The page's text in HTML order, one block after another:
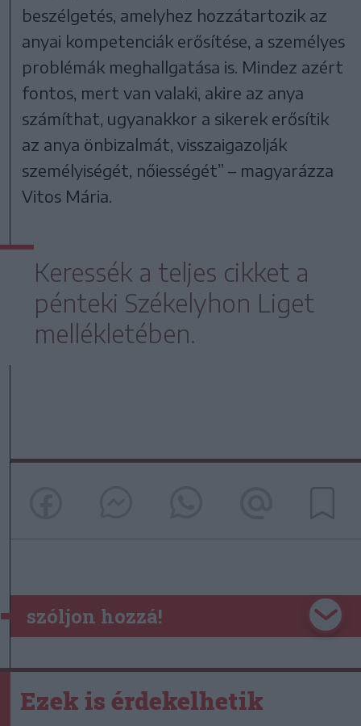
beszélgetés, amelyhez hozzátartozik az
anyai kompetenciák erősítése, a személyes
problémák meghallgatása is. Mindez azért
fontos, mert van valaki, akire az anya
számíthat, ugyanakkor a sikerek erősítik
az anya önbizalmát, visszaigazolják
személyiségét, nőiességét” – magyarázza
Vitos Mária.
Keressék a teljes cikket a
pénteki Székelyhon Liget
mellékletében.
szóljon hozzá!
Ezek is érdekelhetik